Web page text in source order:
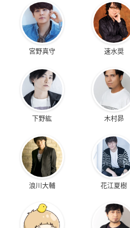
宮野真守 速水奨
下野紘 木村昴
浪川大輔 花江夏樹